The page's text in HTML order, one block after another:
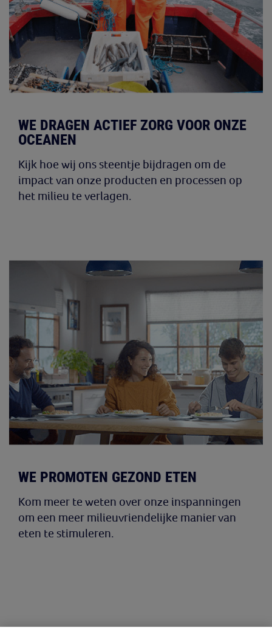
WE DRAGEN ACTIEF ZORG VOOR ONZE
OCEANEN
Kijk hoe wij ons steentje bijdragen om de
impact van onze producten en processen op
het milieu te verlagen.
WE PROMOTEN GEZOND ETEN
Kom meer te weten over onze inspanningen
om een meer milieuvriendelijke manier van
eten te stimuleren.